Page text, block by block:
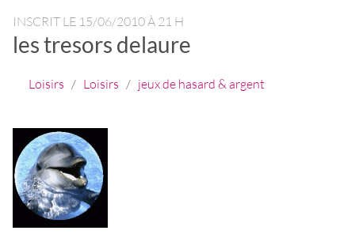
INSCRIT LE 15/06/2010 À 21 H
les tresors delaure
Loisirs / Loisirs / jeux de hasard & argent